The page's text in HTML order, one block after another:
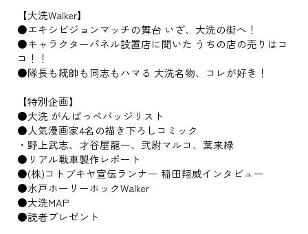
【大洗Walker】
●エキシビジョンマッチの舞台 いざ、大洗の街へ！
●キャラクターパネル設置店に聞いた うちの店の売りはコ
コ！！
●隊長も統帥も同志もハマる 大洗名物、コレが好き！
【特別企画】
●大洗 がんばっぺバッジリスト
●人気漫画家4名の描き下ろしコミック
・野上武志、才谷屋龍一、弐尉マルコ、葉来緑
●リアル戦車製作レポート
●(株)コトブキヤ宣伝ランナー 稲田翔威インタビュー
●水戸ホーリーホックWalker
●大洗MAP
●読者プレゼント